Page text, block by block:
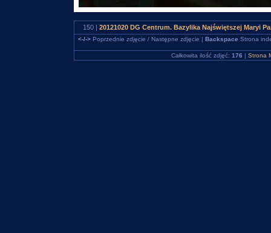
150 | 20121020 DG Centrum. Bazylika Najświętszej Maryi
<-/->Poprzednie zdjęcie / Następne zdjęcie | Backspace Strona
Całkowita ilość zdjęć: 176 | Strona